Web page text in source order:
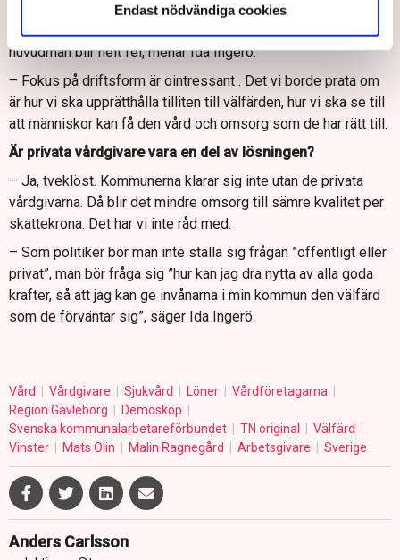
Endast nödvändiga cookies
Sverige behöver bygga ut äldreomsorgen ”enormt” mycket
de kommande åren. Att då rikta fokus på vem som är
huvudman blir helt fel, menar Ida Ingerö.
– Fokus på driftsform är ointressant . Det vi borde prata om
är hur vi ska upprätthålla tilliten till välfärden, hur vi ska se till
att människor kan få den vård och omsorg som de har rätt till.
Är privata vårdgivare vara en del av lösningen?
– Ja, tveklöst. Kommunerna klarar sig inte utan de privata
vårdgivarna. Då blir det mindre omsorg till sämre kvalitet per
skattekrona. Det har vi inte råd med.
– Som politiker bör man inte ställa sig frågan ”offentligt eller
privat”, man bör fråga sig ”hur kan jag dra nytta av alla goda
krafter, så att jag kan ge invånarna i min kommun den välfärd
som de förväntar sig”, säger Ida Ingerö.
Vård Vårdgivare Sjukvård Löner
Vårdföretagarna
Region Gävleborg
Demoskop
Svenska kommunalarbetareförbundet
TN original
Välfärd
Vinster
Mats Olin Malin Ragnegård Arbetsgivare Sverige
Anders Carlsson